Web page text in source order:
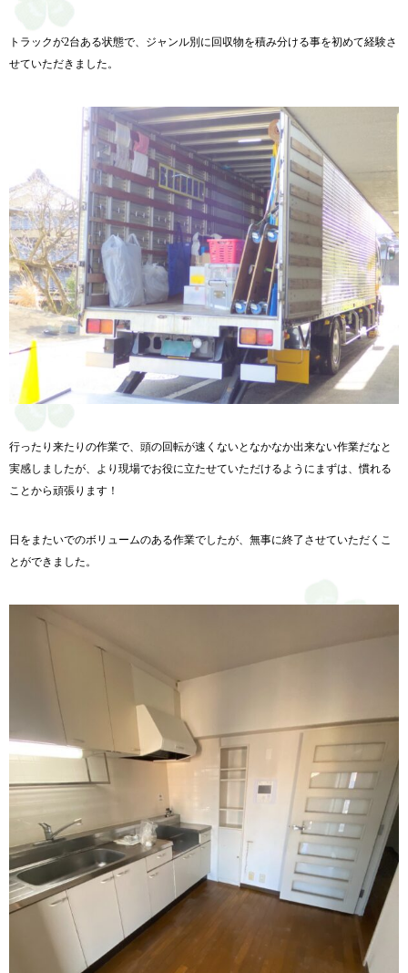
トラックが2台ある状態で、 ジャンル別に回収物を積み分ける事を初めて経験さ
せていただきま した。
行ったり来たりの作業で、 頭の回転が速くないとなかなか出来ない作業だなと
実感しましたが、より現場でお役に立たせていただけるようにまずは、慣れる
ことから頑張ります！
日をまたいでのボリュームのある作業でしたが、無事に終了させていただくこ
とができました。